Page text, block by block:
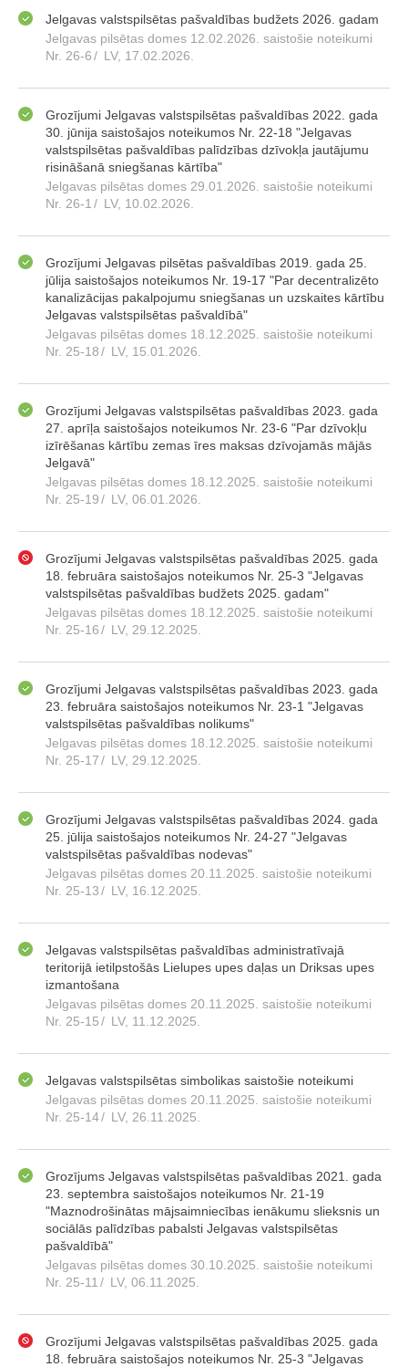
Jelgavas valstspilsētas pašvaldības budžets 2026. gadam
Jelgavas pilsētas domes 12.02.2026. saistošie noteikumi
Nr. 26-6/ LV, 17.02.2026.
Grozījumi Jelgavas valstspilsētas pašvaldības 2022. gada
30. jūnija saistošajos noteikumos Nr. 22-18 "Jelgavas
valstspilsētas pašvaldības palīdzības dzīvokļa jautājumu
risināšanā sniegšanas kārtība"
Jelgavas pilsētas domes 29.01.2026. saistošie noteikumi
Nr. 26-1 / LV, 10.02.2026.
Grozījumi Jelgavas pilsētas pašvaldības 2019. gada 25.
jūlija saistošajos noteikumos Nr. 19-17 "Par decentralizēto
kanalizācijas pakalpojumu sniegšanas un uzskaites kārtību
Jelgavas valstspilsētas pašvaldībā"
Jelgavas pilsētas domes 18.12.2025. saistošie noteikumi
Nr. 25-18/ LV, 15.01.2026.
Grozījumi Jelgavas valstspilsētas pašvaldības 2023. gada
27. aprīļa saistošajos noteikumos Nr. 23-6 "Par dzīvokļu
izīrēšanas kārtību zemas īres maksas dzīvojamās mājās
Jelgavā"
Jelgavas pilsētas domes 18.12.2025. saistošie noteikumi
Nr. 25-19/ LV, 06.01.2026.
Grozījumi Jelgavas valstspilsētas pašvaldības 2025. gada
18. februāra saistošajos noteikumos Nr. 25-3 "Jelgavas
valstspilsētas pašvaldības budžets 2025. gadam"
Jelgavas pilsētas domes 18.12.2025. saistošie noteikumi
Nr. 25-16/ LV, 29.12.2025.
Grozījumi Jelgavas valstspilsētas pašvaldības 2023. gada
23. februāra saistošajos noteikumos Nr. 23-1 "Jelgavas
valstspilsētas pašvaldības nolikums"
Jelgavas pilsētas domes 18.12.2025. saistošie noteikumi
Nr. 25-17/ LV, 29.12.2025.
Grozījumi Jelgavas valstspilsētas pašvaldības 2024. gada
25. jūlija saistošajos noteikumos Nr. 24-27 "Jelgavas
valstspilsētas pašvaldības nodevas"
Jelgavas pilsētas domes 20.11.2025. saistošie noteikumi
Nr. 25-13/ LV, 16.12.2025.
Jelgavas valstspilsētas pašvaldības administratīvajā
teritorijā ietilpstošās Lielupes upes daļas un Driksas upes
izmantošana
Jelgavas pilsētas domes 20.11.2025. saistošie noteikumi
Nr. 25-15/ LV, 11.12.2025.
Jelgavas valstspilsētas simbolikas saistošie noteikumi
Jelgavas pilsētas domes 20.11.2025. saistošie noteikumi
Nr. 25-14/ LV, 26.11.2025.
Grozījums Jelgavas valstspilsētas pašvaldības 2021. gada
23. septembra saistošajos noteikumos Nr. 21-19
"Maznodrošinātas mājsaimniecības ienākumu slieksnis un
sociālās palīdzības pabalsti Jelgavas valstspilsētas
pašvaldībā"
Jelgavas pilsētas domes 30.10.2025. saistošie noteikumi
Nr. 25-11 / LV, 06.11.2025.
Grozījumi Jelgavas valstspilsētas pašvaldības 2025. gada
18. februāra saistošajos noteikumos Nr. 25-3 "Jelgavas